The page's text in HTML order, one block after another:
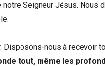
notre Seigneur Jésus.
Disposons-nous à recevoir
tout, même les